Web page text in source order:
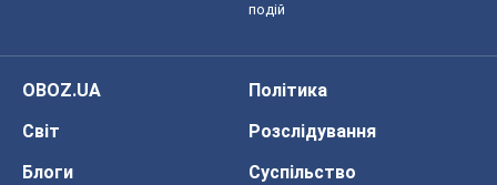
подій
OBOZ.UA
Політика
Світ
Розслідування
Блоги
Суспільство